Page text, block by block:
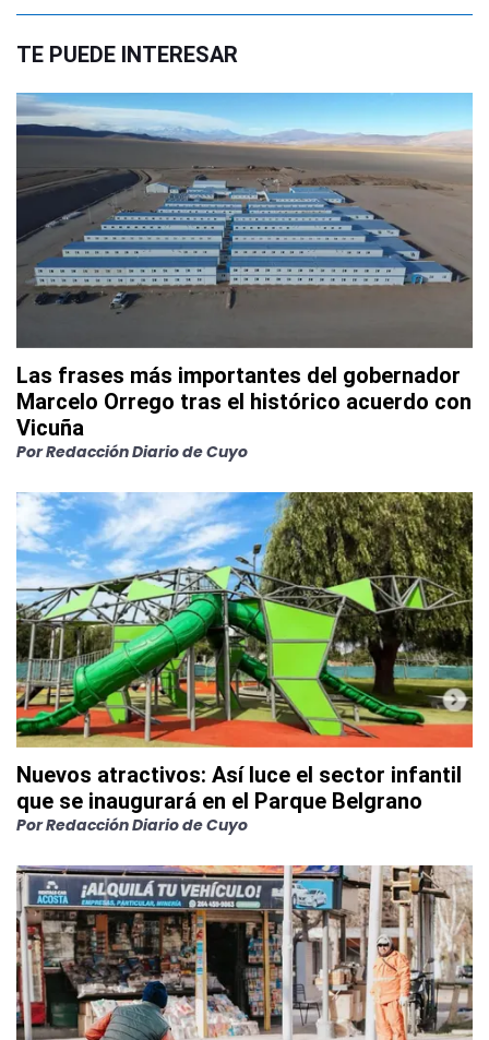
TE PUEDE INTERESAR
Las frases más importantes del gobernador
Marcelo Orrego tras el histórico acuerdo con
Vicuña
PorRedacción Diario de Cuyo
Nuevos atractivos: Así luce el sector infantil
que se inaugurará en el Parque Belgrano
PorRedacción Diario de Cuyo